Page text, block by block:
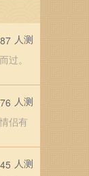
过。
人测
侣有
人测
人测